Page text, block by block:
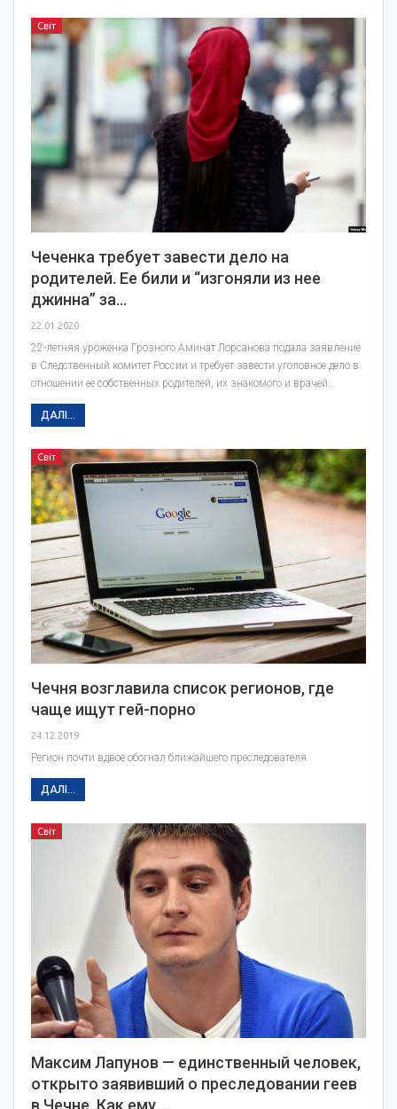
Світ
Чеченка требует завести дело на
родителей. Ее били и “изгоняли из нее
джинна” за…
22.01.2020
22-летняя уроженка Грозного Аминат Лорсанова подала заявление
в Следственный комитет России и требует завести уголовное дело в
отношении ее собственных родителей, их знакомого и врачей…
ДАЛІ...
Світ
Чечня возглавила список регионов, где
чаще ищут гей-порно
24.12.2019
Регион почти вдвое обогнал ближайшего преследователя
ДАЛІ...
Світ
Максим Лапунов — единственный человек,
открыто заявивший о преследовании геев
в Чечне. Как ему…